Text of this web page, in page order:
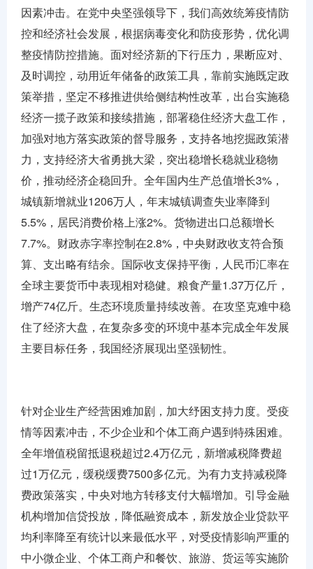
因素冲击。在党中央坚强领导下，我们高效统筹疫情防
控和经济社会发展，根据病毒变化和防疫形势，优化调
整疫情防控措施。面对经济新的下行压力，果断应对、
及时调控，动用近年储备的政策工具，靠前实施既定政
策举措，坚定不移推进供给侧结构性改革，出台实施稳
经济一揽子政策和接续措施，部署稳住经济大盘工作，
加强对地方落实政策的督导服务，支持各地挖掘政策潜
力，支持经济大省勇挑大梁，突出稳增长稳就业稳物
价，推动经济企稳回升。全年国内生产总值增长3%，
城镇新增就业1206万人，年末城镇调查失业率降到
5.5%，居民消费价格上涨2%。货物进出口总额增长
7.7%。财政赤字率控制在2.8%，中央财政收支符合预
算、支出略有结余。国际收支保持平衡，人民币汇率在
全球主要货币中表现相对稳健。粮食产量1.37万亿斤，
增产74亿斤。生态环境质量持续改善。在攻坚克难中稳
住了经济大盘，在复杂多变的环境中基本完成全年发展
主要目标任务，我国经济展现出坚强韧性。
针对企业生产经营困难加剧，加大纾困支持力度。受疫
情等因素冲击，不少企业和个体工商户遇到特殊困难。
全年增值税留抵退税超过2.4万亿元，新增减税降费超
过1万亿元，缓税缓费7500多亿元。为有力支持减税降
费政策落实，中央对地方转移支付大幅增加。引导金融
机构增加信贷投放，降低融资成本，新发放企业贷款平
均利率降至有统计以来最低水平，对受疫情影响严重的
中小微企业、个体工商户和餐饮、旅游、货运等实施阶